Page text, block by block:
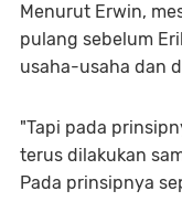
Menurut Erwin,
pulang sebelum
usaha-usaha dan
"Tapi pada
terus dilakukan
Pada prinsipnya